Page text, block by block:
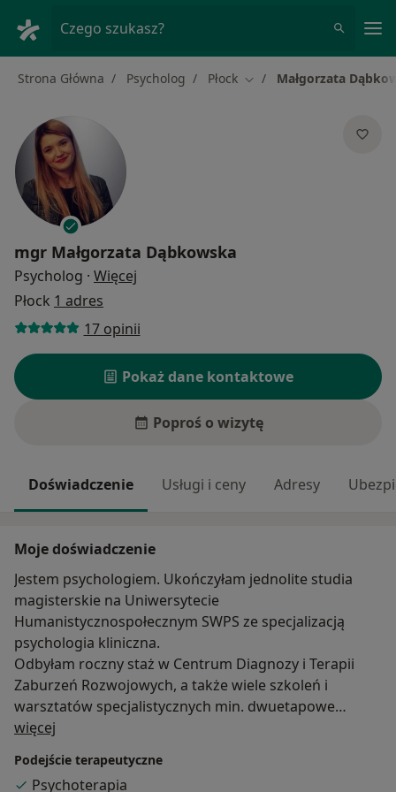
Czego szukasz?
Strona Główna Psycholog Płock Zmień miasto
Małgorzata
mgr Małgorzata Dąbkowska
Psycholog · Więcej
Płock 1 adres
17 opinii
Pokaż dane kontaktowe
Poproś o wizytę
Doświadczenie Usługi i ceny Adresy
Moje doświadczenie
Jestem psychologiem. Ukończyłam jednolite studia
magisterskie na Uniwersytecie
Humanistycznospołecznym SWPS ze specjalizacją
psychologia kliniczna.
Odbyłam roczny staż w Centrum Diagnozy i Terapii
Zaburzeń Rozwojowych, a także wiele szkoleń i
warsztatów specjalistycznych min. dwuetapowe
szkolenie ,, Terapia dzieci z autyzmem”, stosowana
psychologia sportu, mediacje rówieśnicze i szkolne,
psycholog w przedszkolu, warsztaty umiejętności
więcej
Podejście terapeutyczne
Psychoterapia